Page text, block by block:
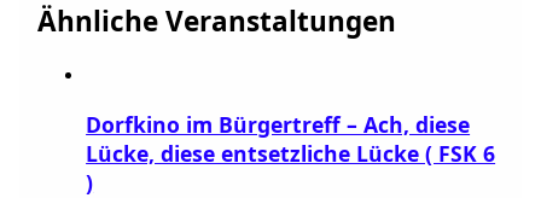
Ähnliche Veranstaltungen
Dorfkino im Bürgertreff – Ach, diese
Lücke, diese entsetzliche Lücke ( FSK 6
)